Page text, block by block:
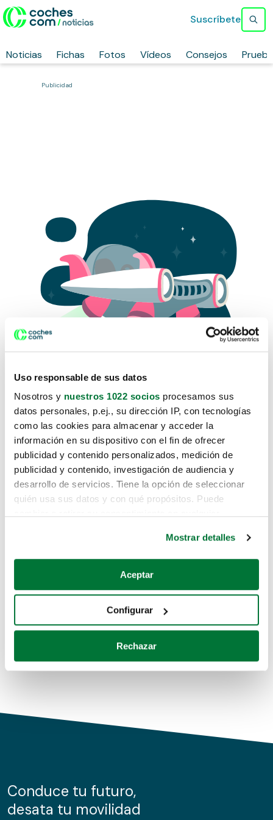
Uso responsable de sus datos
Nosotros y nuestros 1022 socios procesamos sus
datos personales, p.ej., su dirección IP, con tecnologías
como las cookies para almacenar y acceder la
información en su dispositivo con el fin de ofrecer
publicidad y contenido personalizados, medición de
publicidad y contenido, investigación de audiencia y
desarrollo de servicios. Tiene la opción de seleccionar
quién usa sus datos y con qué propósitos. Puede
Si lo permite, también quisiéramos:
Recopilar información sobre su ubicación geográfica
Identificar su dispositivo analizándolo activamente
para buscar características específicas (huellas
Obtenga más información sobre cómo se procesan sus
de cookies.
información sobre el uso que haga del sitio web con
nuestros partners de redes sociales, publicidad y análisis
Mostrar detalles
Aceptar
Configurar
Rechazar
Noticias Fichas Fotos Vídeos Consejos
Suscríbete
Publicidad
Lo sentimos, no sabemos como
te hemos traido hasta aquí.
Pero puedes encontrar el coche que estás
buscando en alguno de estos enlaces:
Coches de segunda mano
Coches de km0
Conduce tu futuro,
desata tu movilidad